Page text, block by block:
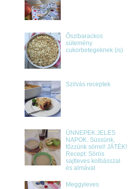
Őszibarackos
sütemény
cukorbetegeknek (is)
Szilvás receptek
ÜNNEPEK.JELES
NAPOK. Süssünk,
főzzünk sörrel! JÁTÉK!
Recept: Sörös
sajtleves kolbásszal
és almával
Meggyleves